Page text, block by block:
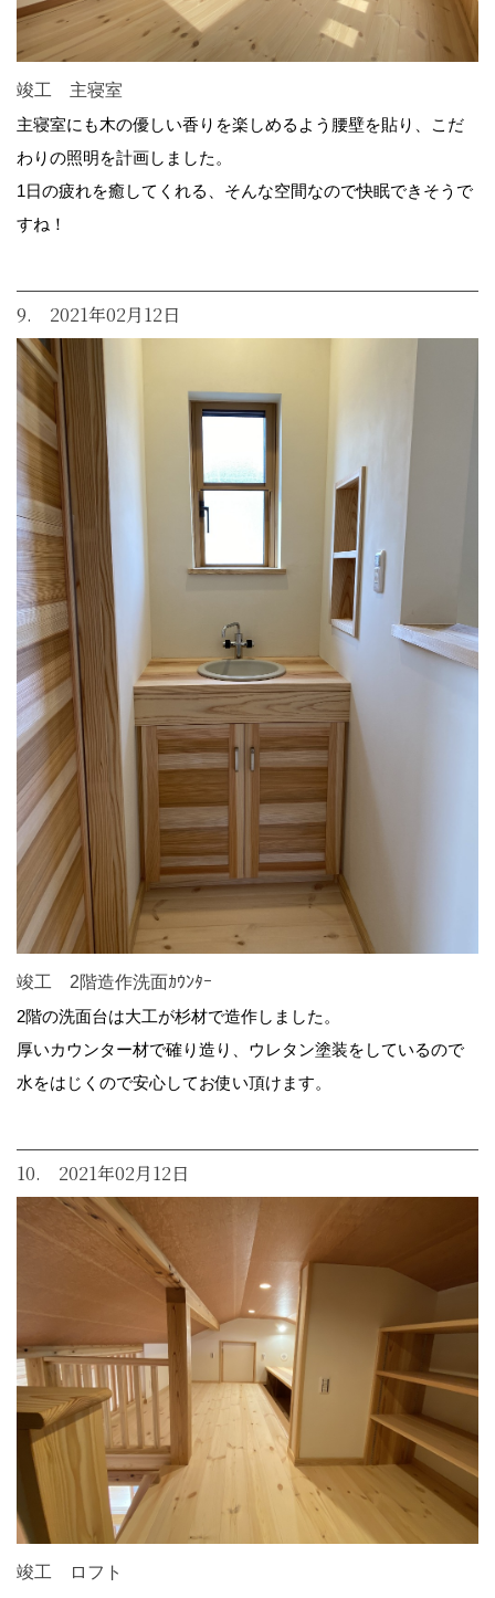
竣工 主寝室
主寝室にも木の優しい香りを楽しめるよう腰壁を貼り、こだ
わりの照明を計画しました。
1日の疲れを癒してくれる、そんな空間なので快眠できそうで
すね！
9. 2021年02月12日
竣工 2階造作洗面ｶｳﾝﾀｰ
2階の洗面台は大工が杉材で造作しました。
厚いカウンター材で確り造り、ウレタン塗装をしているので
水をはじくので安心してお使い頂けます。
10. 2021年02月12日
竣工 ロフト